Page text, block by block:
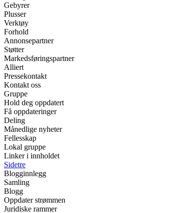
Gebyrer
Plusser
Verktøy
Forhold
Annonsepartner
Støtter
Markedsføringspartner
Alliert
Pressekontakt
Kontakt oss
Gruppe
Hold deg oppdatert
Få oppdateringer
Deling
Månedlige nyheter
Fellesskap
Lokal gruppe
Linker i innholdet
Sidetre
Blogginnlegg
Samling
Blogg
Oppdater strømmen
Juridiske rammer